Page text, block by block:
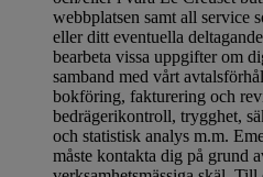
webbplatsen samt all service
eller ditt eventuella
bearbeta vissa uppgifter om
samband med vårt
bokföring, fakturering och
bedrägerikontroll, trygghet,
och statistisk analys m.m.
måste kontakta dig på grund